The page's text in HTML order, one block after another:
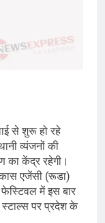
से शुरू हो रहे
व्यंजनों की
का केंद्र रहेगी।
एजेंसी (रूडा)
फेस्टिवल में इस बार
स्टाल्स पर प्रदेश के